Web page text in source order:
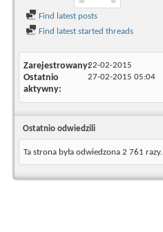
Find latest posts
Find latest started threads
Zarejestrowany22-02-2015
Ostatnio
aktywny
27-02-2015 05:04
Ostatnio odwiedzili
Ta strona była odwiedzona 2 761 razy.